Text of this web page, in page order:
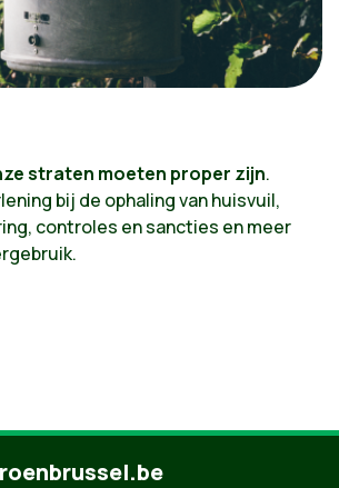
straten moeten proper zijn.
bij de ophaling van huisvuil,
controles en sancties en meer